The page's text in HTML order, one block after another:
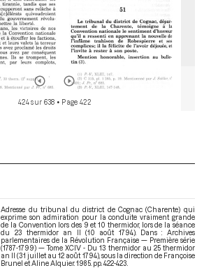
424 sur 638 • Page 422
Adresse du tribunal du district de Cognac (Charente) qui
exprime son admiration pour la conduite vraiment grande
de la Convention lors des 9 et 10 thermidor, lors de la séance
du 23 thermidor an II (10 août 1794). Dans : Archives
parlementaires de la Révolution Française — Première série
(1787-1799) — Tome XCIV - Du 13 thermidor au 25 thermidor
an II (31 juillet au 12 août 1794), sous la direction de Françoise
Brunel et Aline Alquier. 1985. pp. 422-423.